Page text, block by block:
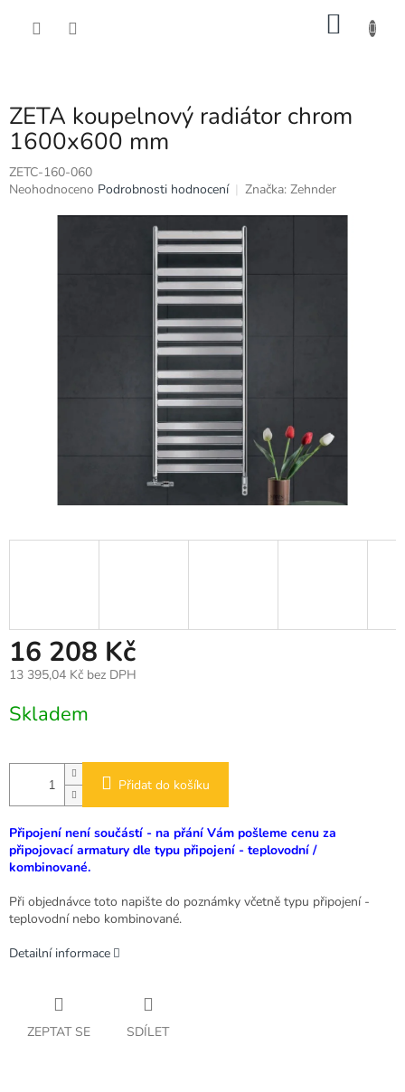
ZETA koupelnový radiátor chrom
1600x600 mm
ZETC-160-060
Průměrné
Neohodnoceno Podrobnosti hodnocení Značka: Zehnder
16 208 Kč
13 395,04 Kč bez DPH
cena:
Skladem
Přidat do košíku
Připojení není součástí - na přání Vám pošleme cenu za
připojovací armatury dle typu připojení - teplovodní /
kombinované.
Při objednávce toto napište do poznámky včetně typu připojení -
teplovodní nebo kombinované.
Detailní informace
ZEPTAT SE SDÍLET